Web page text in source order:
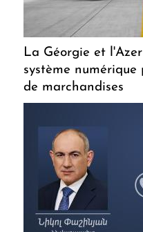
La Géorgie et
système
de marchandises